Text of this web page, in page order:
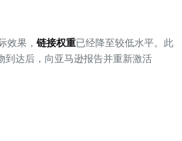
效果， 链接权重已经降至较低水平。此
到达后，向亚马逊报告并重新激活